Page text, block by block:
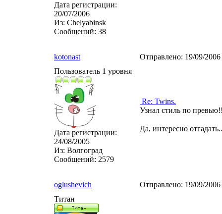
Дата регистрации:
20/07/2006
Из: Chelyabinsk
Сообщений: 38
kotonast Отправлено: 19/09/
Пользователь 1 уровня
Дата регистрации:
24/08/2005
Из: Волгоград
Сообщений: 2579
Re: Twins.
Узнал стиль по
Да, интересно
oglushevich Отправлено: 19/09/
Титан